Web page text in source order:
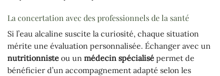
La concertation avec des professionnels de la santé
Si l’eau alcaline suscite la curiosité, chaque situation
mérite une évaluation personnalisée. Échanger avec un
nutritionniste ou un médecin spécialisé permet de
bénéficier d’un accompagnement adapté selon les